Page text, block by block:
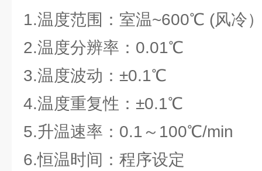
1.温度范围：室温~600℃ (风冷
2.温度分辨率：0.01℃
3.温度波动：±0.1℃
4.温度重复性：±0.1℃
5.升温速率：0.1～100℃/min
6.恒温时间：程序设定